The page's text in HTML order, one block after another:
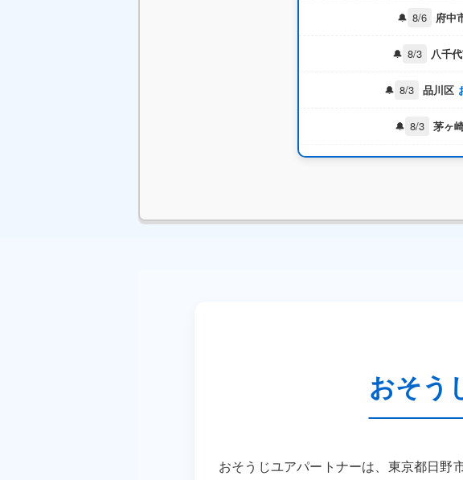
府中
八千代
品川区
茅ヶ
本日 東京都港区 K様 キ
おそう
おそうじユアパートナーは、東京都日野